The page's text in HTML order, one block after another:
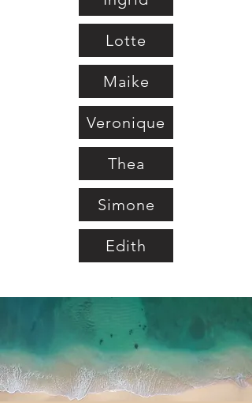
Lotte
Maike
Veronique
Thea
Simone
Edith